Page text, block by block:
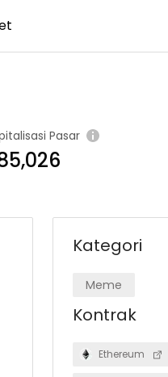
Pasar
Kategori
Meme
Kontrak
Ethereum